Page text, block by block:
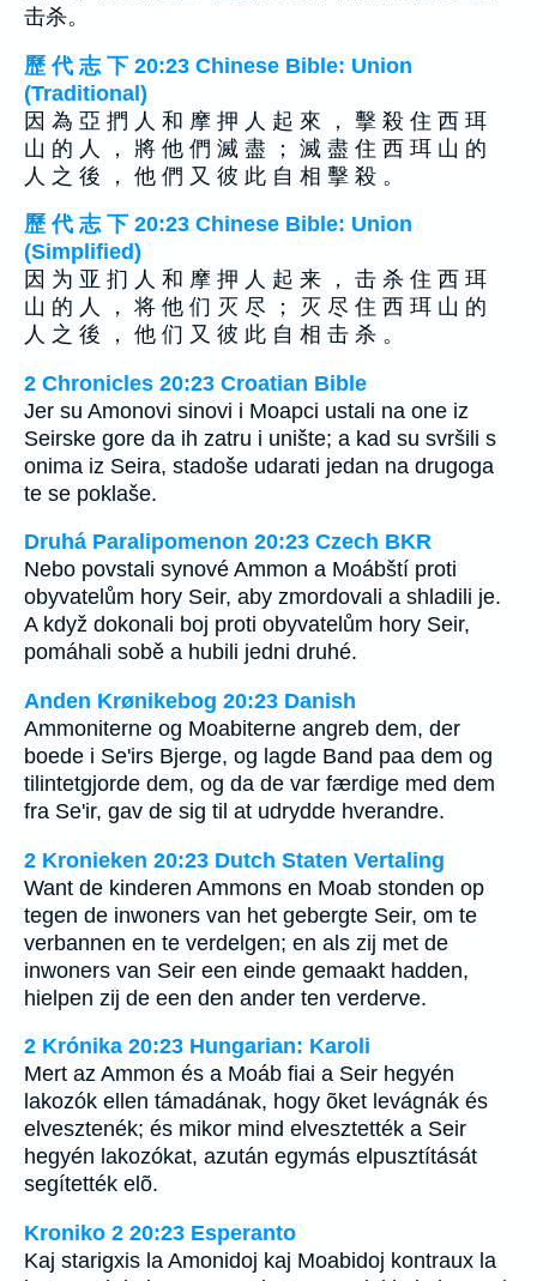
击杀。
歷 代 志 下 20:23 Chinese Bible: Union
(Traditional)
因 為 亞 捫 人 和 摩 押 人 起 來 ， 擊 殺 住 西 珥
山 的 人 ， 將 他 們 滅 盡 ； 滅 盡 住 西 珥 山 的
人 之 後 ， 他 們 又 彼 此 自 相 擊 殺 。
歷 代 志 下 20:23 Chinese Bible: Union
(Simplified)
因 为 亚 扪 人 和 摩 押 人 起 来 ， 击 杀 住 西 珥
山 的 人 ， 将 他 们 灭 尽 ； 灭 尽 住 西 珥 山 的
人 之 後 ， 他 们 又 彼 此 自 相 击 杀 。
2 Chronicles 20:23 Croatian Bible
Jer su Amonovi sinovi i Moapci ustali na one iz
Seirske gore da ih zatru i unište; a kad su svršili s
onima iz Seira, stadoše udarati jedan na drugoga
te se poklaše.
Druhá Paralipomenon 20:23 Czech BKR
Nebo povstali synové Ammon a Moábští proti
obyvatelům hory Seir, aby zmordovali a shladili je.
A když dokonali boj proti obyvatelům hory Seir,
pomáhali sobě a hubili jedni druhé.
Anden Krønikebog 20:23 Danish
Ammoniterne og Moabiterne angreb dem, der
boede i Se'irs Bjerge, og lagde Band paa dem og
tilintetgjorde dem, og da de var færdige med dem
fra Se'ir, gav de sig til at udrydde hverandre.
2 Kronieken 20:23 Dutch Staten Vertaling
Want de kinderen Ammons en Moab stonden op
tegen de inwoners van het gebergte Seir, om te
verbannen en te verdelgen; en als zij met de
inwoners van Seir een einde gemaakt hadden,
hielpen zij de een den ander ten verderve.
2 Krónika 20:23 Hungarian: Karoli
Mert az Ammon és a Moáb fiai a Seir hegyén
lakozók ellen támadának, hogy õket levágnák és
elvesztenék; és mikor mind elvesztették a Seir
hegyén lakozókat, azután egymás elpusztítását
segítették elõ.
Kroniko 2 20:23 Esperanto
Kaj starigxis la Amonidoj kaj Moabidoj kontraux la